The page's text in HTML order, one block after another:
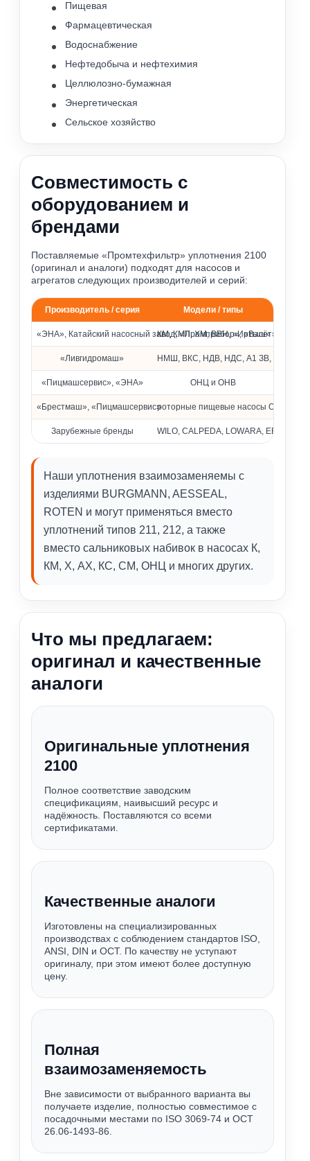
Пищевая
Фармацевтическая
Водоснабжение
Нефтедобыча и нефтехимия
Целлюлозно-бумажная
Энергетическая
Сельское хозяйство
Совместимость с
оборудованием и
брендами
Поставляемые «Промтехфильтр» уплотнения 2100
(оригинал и аналоги) подходят для насосов и
агрегатов следующих производителей и серий:
Совместимость с насосами различных брендов
Производитель / серия Модели / типы
«ЭНА», Катайский насосный завод, «Промприбор», «Взлёт»
КМ, КМЛ, ХМ, ВВН, «Иртыш» и др.
«Ливгидромаш» НМШ, ВКС, НДВ, НДС, А1 ЗВ, КМ
«Пицмашсервис», «ЭНА» ОНЦ и ОНВ
«Брестмаш», «Пицмашсервис»роторные пищевые насосы ОРА
Зарубежные бренды WILO, CALPEDA, LOWARA, EBARA,
Наши уплотнения взаимозаменяемы с
изделиями BURGMANN, AESSEAL,
ROTEN и могут применяться вместо
уплотнений типов 211, 212, а также
вместо сальниковых набивок в насосах К,
КМ, Х, АХ, КС, СМ, ОНЦ и многих других.
Что мы предлагаем:
оригинал и качественные
аналоги
Оригинальные уплотнения
2100
Полное соответствие заводским
спецификациям, наивысший ресурс и
надёжность. Поставляются со всеми
сертификатами.
Качественные аналоги
Изготовлены на специализированных
производствах с соблюдением стандартов ISO,
ANSI, DIN и ОСТ. По качеству не уступают
оригиналу, при этом имеют более доступную
цену.
Полная
взаимозаменяемость
Вне зависимости от выбранного варианта вы
получаете изделие, полностью совместимое с
посадочными местами по ISO 3069-74 и ОСТ
26.06-1493-86.